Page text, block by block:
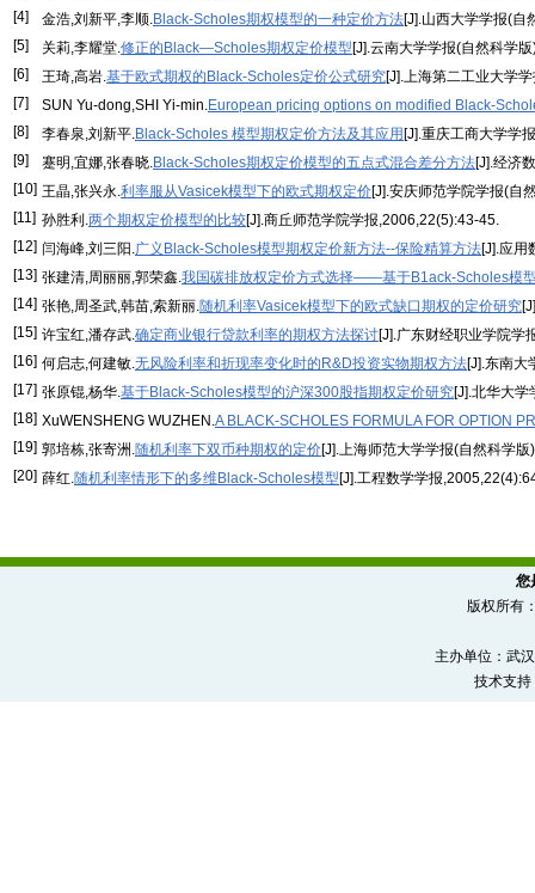
[4]
金浩,刘新平,李顺.Black-Scholes期权模型的一种定价方法[J].山西大学学报(自
[5]
关莉,李耀堂.修正的Black—Scholes期权定价模型[J].云南大学学报(自然科学
[6]
王琦,高岩.基于欧式期权的Black-Scholes定价公式研究[J].上海第二工业大学
[7]
SUN Yu-dong,SHI Yi-min.European pricing options on modified Black-
[8]
李春泉,刘新平.Black-Scholes 模型期权定价方法及其应用 [J].重庆工商大学学
[9]
蹇明,宜娜,张春晓.Black-Scholes期权定价模型的五点式混合差分方法[J].经济
[10] 王晶,张兴永.利率服从Vasicek模型下的欧式期权定价[J].安庆师范学院学报(自
[11] 孙胜利.两个期权定价模型的比较[J].商丘师范学院学报,2006,22(5):43-45.
[12] 闫海峰,刘三阳.广义Black-Scholes模型期权定价新方法--保险精算方法[J].应用
[13] 张建清,周丽丽,郭荣鑫.我国碳排放权定价方式选择——基于B1ack-Scholes模
[14] 张艳,周圣武,韩苗,索新丽.随机利率Vasicek模型下的欧式缺口期权的定价研究
[15] 许宝红,潘存武.确定商业银行贷款利率的期权方法探讨[J].广东财经职业学院学
[16] 何启志,何建敏.无风险利率和折现率变化时的R&D投资实物期权方法[J].东南大
[17] 张原锟,杨华.基于Black-Scholes模型的沪深300股指期权定价研究[J].北华大
[18] XuWENSHENG WUZHEN.A BLACK-SCHOLES FORMULA FOR OPTION
[19] 郭培栋,张寄洲.随机利率下双币种期权的定价[J].上海师范大学学报(自然科学
[20] 薛红.随机利率情形下的多维Black-Scholes模型[J].工程数学学报
您
版权所有
主办单位：武
技术支持